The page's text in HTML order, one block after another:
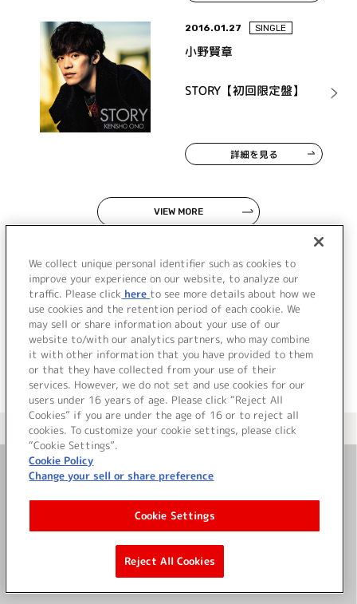
2016.01.27 SINGLE
小野賢章
STORY【初回限定盤】
詳細を見る
VIEW MORE
JP
＜ カタログサイト トップページへ
お問い合わせ
サイト利用について
©Bandai Namco Music Live Inc.
We collect unique personal identifier such as cookies to
improve your experience on our website, to analyze our
traffic. Please click here to see more details about how we
use cookies and the retention period of each cookie. We
may sell or share information about your use of our
website to/with our analytics partners, who may combine
it with other information that you have provided to them
or that they have collected from your use of their
services. However, we do not set and use cookies for our
users under 16 years of age. Please click “Reject All
Cookies” if you are under the age of 16 or to reject all
cookies. To customize your cookie settings, please click
“Cookie Settings”.
Cookie Policy
Change your sell or share preference
Cookie Settings
Reject All Cookies